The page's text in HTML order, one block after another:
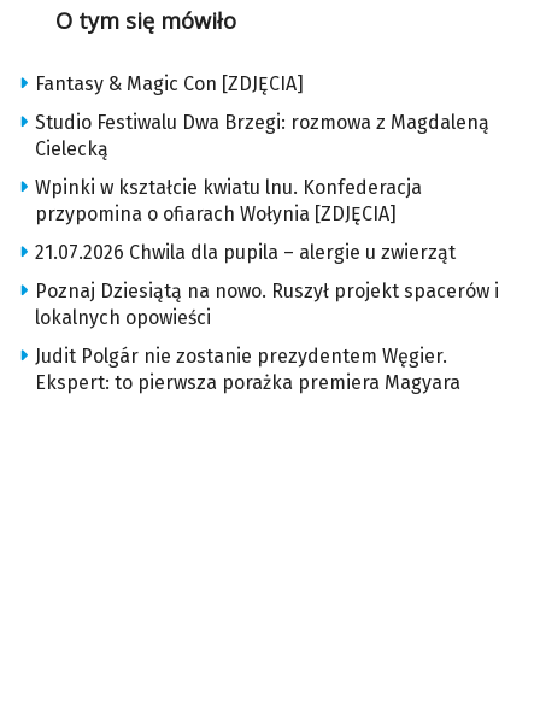
O tym się mówiło
Fantasy & Magic Con [ZDJĘCIA]
Studio Festiwalu Dwa Brzegi: rozmowa z Magdaleną
Cielecką
Wpinki w kształcie kwiatu lnu. Konfederacja
przypomina o ofiarach Wołynia [ZDJĘCIA]
21.07.2026 Chwila dla pupila – alergie u zwierząt
Poznaj Dziesiątą na nowo. Ruszył projekt spacerów i
lokalnych opowieści
Judit Polgár nie zostanie prezydentem Węgier.
Ekspert: to pierwsza porażka premiera Magyara